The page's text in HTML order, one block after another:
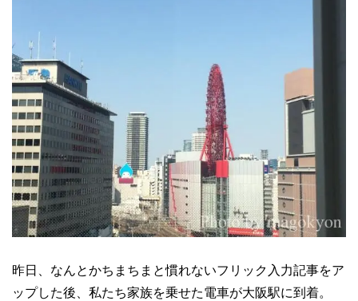
昨日、なんとかちまちまと慣れないフリック入力記事をア
ップした後、私たち家族を乗せた電車が大阪駅に到着。